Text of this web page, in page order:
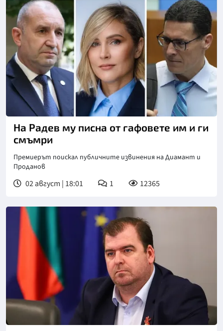
На Радев му писна от гафовете им и ги
смъмри
Премиерът поискал публичните извинения на Диамант и
Проданов
02 август | 18:01 1 12365